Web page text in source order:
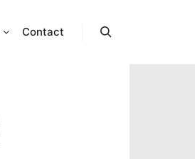
Contact